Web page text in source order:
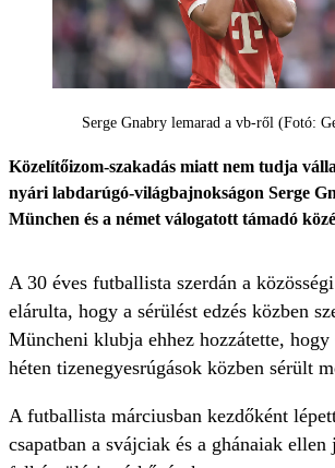
Serge Gnabry lemarad a vb-ről (Fotó:
Közelítőizom-szakadás miatt nem tudja
nyári labdarúgó-világbajnokságon Serge
München és a német válogatott támadó
A 30 éves futballista szerdán a
elárulta, hogy a sérülést edzés közben
Müncheni klubja ehhez hozzátette,
héten tizenegyesrúgások közben sérült
A futballista márciusban kezdőként
csapatban a svájciak és a ghánaiak ellen